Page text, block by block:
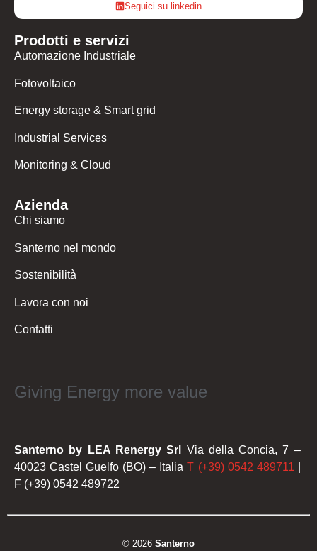
Seguici su linkedin
Prodotti e servizi
Automazione Industriale
Fotovoltaico
Energy storage & Smart grid
Industrial Services
Monitoring & Cloud
Azienda
Chi siamo
Santerno nel mondo
Sostenibilità
Lavora con noi
Contatti
Giving Energy more value
Santerno by LEA Renergy Srl Via della Concia, 7 –
40023 Castel Guelfo (BO) – ItaliaT (+39) 0542 489711
F (+39) 0542 489722
© 2026 Santerno